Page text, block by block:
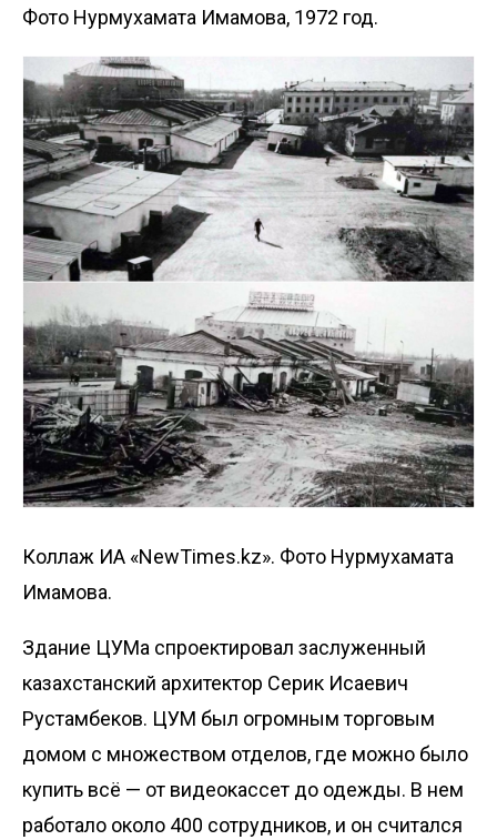
Фото Нурмухамата Имамова, 1972 год.
Коллаж ИА «NewTimes.kz». Фото Нурмухамата
Имамова.
Здание ЦУМа спроектировал заслуженный
казахстанский архитектор Серик Исаевич
Рустамбеков. ЦУМ был огромным торговым
домом с множеством отделов, где можно было
купить всё — от видеокассет до одежды. В нем
работало около 400 сотрудников, и он считался